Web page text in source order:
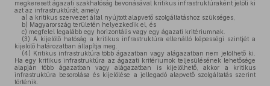
megkeresett ágazati szakhatóság bevonásával kritikus infrastruktúraként jelöli ki
azt az infrastruktúrát, amely
a) a kritikus szervezet által nyújtott alapvető szolgáltatáshoz szükséges,
b) Magyarország területén helyezkedik el, és
c) megfelel legalább egy horizontális vagy egy ágazati kritériumnak.
(3) A kijelölő hatóság a kritikus infrastruktúra ellenálló képességi szintjét a
kijelölő határozatban állapítja meg.
(4) Kritikus infrastruktúra több ágazatban vagy alágazatban nem jelölhető ki.
Ha egy kritikus infrastruktúra az ágazati kritériumok teljesülésének lehetősége
alapján több ágazatban vagy alágazatban is kijelölhető, akkor a kritikus
infrastruktúra besorolása és kijelölése a jellegadó alapvető szolgáltatás szerint
történik.